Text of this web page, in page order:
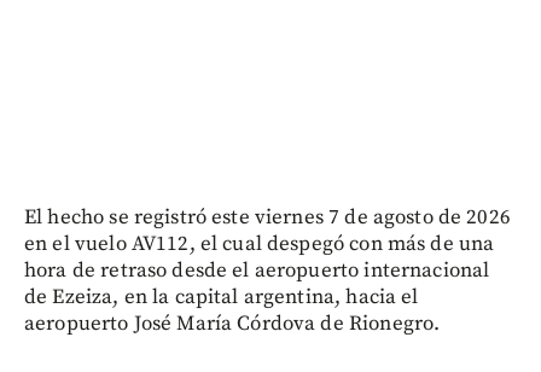
El hecho se registró este viernes 7 de agosto de 2026
en el vuelo AV112, el cual despegó con más de una
hora de retraso desde el aeropuerto internacional
de Ezeiza, en la capital argentina, hacia el
aeropuerto José María Córdova de Rionegro.